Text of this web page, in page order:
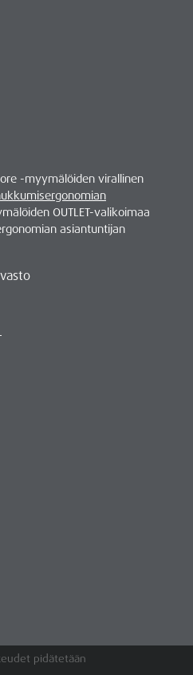
-myymälöiden virallinen
OUTLET-valikoimaa
asiantuntijan
pidätetään